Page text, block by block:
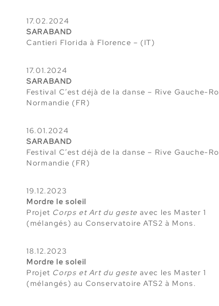
17.02.2024
SARABAND
Cantieri Florida à Florence – (IT)
17.01.2024
SARABAND
Festival C’est déjà de la danse – Rive Gauche-
Normandie (FR)
16.01.2024
SARABAND
Festival C’est déjà de la danse – Rive Gauche-
Normandie (FR)
19.12.2023
Mordre le soleil
Projet Corps et Art du geste avec les Master 1
(mélangés) au Conservatoire ATS2 à Mons.
18.12.2023
Mordre le soleil
Projet Corps et Art du geste avec les Master 1
(mélangés) au Conservatoire ATS2 à Mons.